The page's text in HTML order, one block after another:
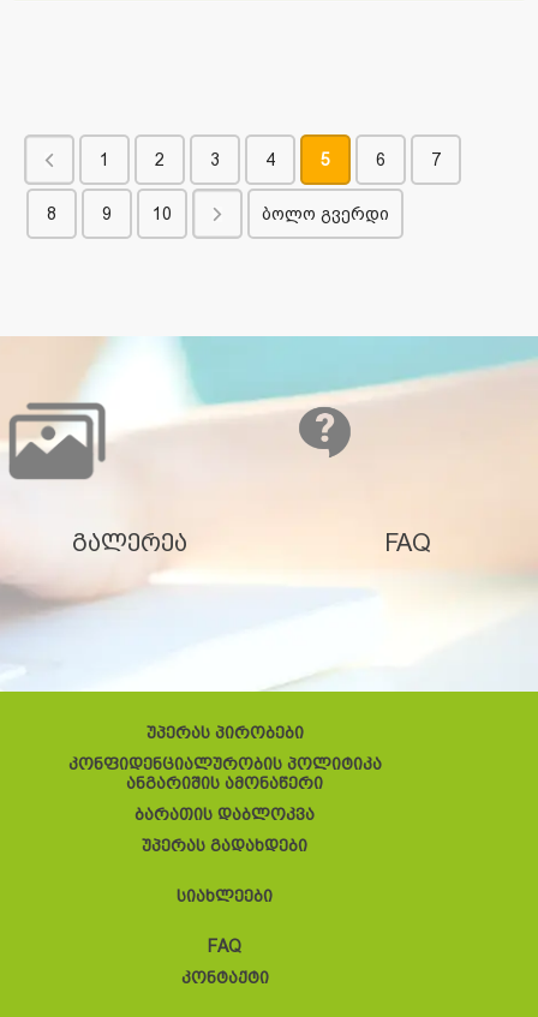
1 2 3 4 5 6 7
8 9 10 ბოლო გვერდი
გალერეა FAQ
უპერას პირობები
კონფიდენციალურობის პოლიტიკა
ანგარიშის ამონაწერი
ბარათის დაბლოკვა
უპერას გადახდები
სიახლეები
FAQ
კონტაქტი